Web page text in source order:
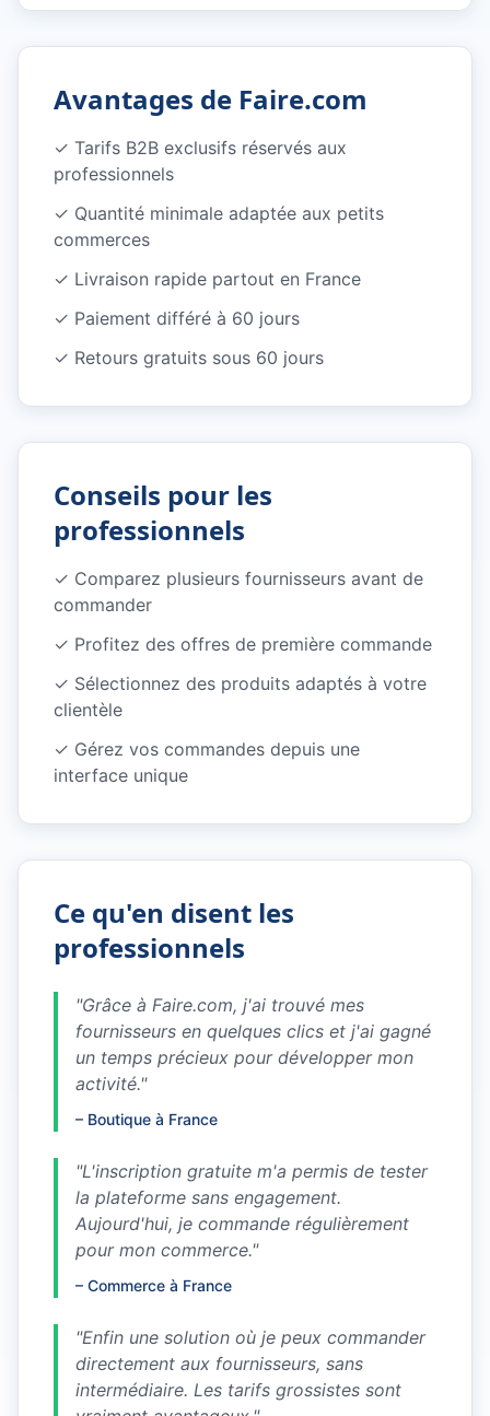
Avantages de Faire.com
✓ Tarifs B2B exclusifs réservés aux
professionnels
✓ Quantité minimale adaptée aux petits
commerces
✓ Livraison rapide partout en France
✓ Paiement différé à 60 jours
✓ Retours gratuits sous 60 jours
Conseils pour les
professionnels
✓ Comparez plusieurs fournisseurs avant de
commander
✓ Profitez des offres de première commande
✓ Sélectionnez des produits adaptés à votre
clientèle
✓ Gérez vos commandes depuis une
interface unique
Ce qu'en disent les
professionnels
"Grâce à Faire.com, j'ai trouvé mes
fournisseurs en quelques clics et j'ai gagné
un temps précieux pour développer mon
activité."
– Boutique à France
"L'inscription gratuite m'a permis de tester
la plateforme sans engagement.
Aujourd'hui, je commande régulièrement
pour mon commerce."
– Commerce à France
"Enfin une solution où je peux commander
directement aux fournisseurs, sans
intermédiaire. Les tarifs grossistes sont